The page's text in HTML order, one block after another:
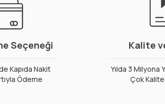
Seçeneği
Kapıda Nakit
Ödeme
Kalite
Yılda 3 Milyona
Çok